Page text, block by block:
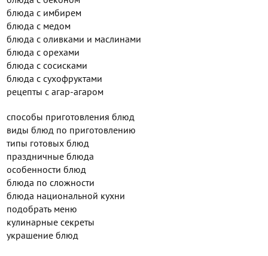
блюда с имбирем
блюда с медом
блюда с оливками и маслинами
блюда с орехами
блюда с сосисками
блюда с сухофруктами
рецепты с агар-агаром
способы приготовления блюд
виды блюд по приготовлению
типы готовых блюд
праздничные блюда
особенности блюд
блюда по сложности
блюда национальной кухни
подобрать меню
кулинарные секреты
украшение блюд